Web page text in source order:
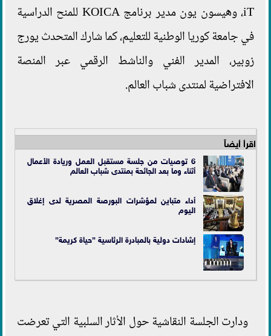
iT، وهيسون يون مدير برنامج KOICA للمنح الدراسية
في جامعة كوريا الوطنية للتعليم، كما شارك المتحدث يورج
زوبير، المدير الفني والناشط الرقمي عبر المنصة
الافتراضية لمنتدى شباب العالم.
اقرأ أيضاً
6 توصيات من جلسة مستقبل العمل وريادة الأعمال
أثناء وما بعد الجائحة بمنتدى شباب العالم
أداء متباين لمؤشرات البورصة المصرية لدى إغلاق
اليوم
إشادات دولية بالمبادرة الرئاسية ”حياة كريمة”
ودارت الجلسة النقاشية حول الأثار السلبية التي تعرضت